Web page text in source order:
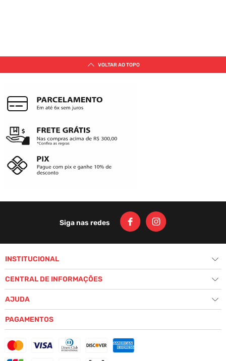
VOCÊ
BERMUDA CYCLONE MICROFIBRA
RELAX CARGO MESCLA - VERDE
Ou3 x
ADICIONAR AO CARRINHO
VOLTAR AO TOPO